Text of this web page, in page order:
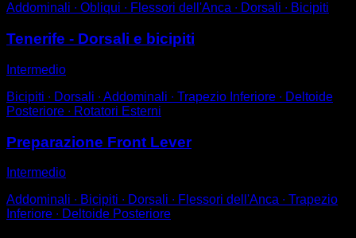
Addominali ∙ Obliqui ∙ Flessori dell'Anca ∙ Dorsali ∙ Bicipiti
Tenerife - Dorsali e bicipiti
Intermedio
Bicipiti ∙ Dorsali ∙ Addominali ∙ Trapezio Inferiore ∙ Deltoide
Posteriore ∙ Rotatori Esterni
Preparazione Front Lever
Intermedio
Addominali ∙ Bicipiti ∙ Dorsali ∙ Flessori dell'Anca ∙ Trapezio
Inferiore ∙ Deltoide Posteriore